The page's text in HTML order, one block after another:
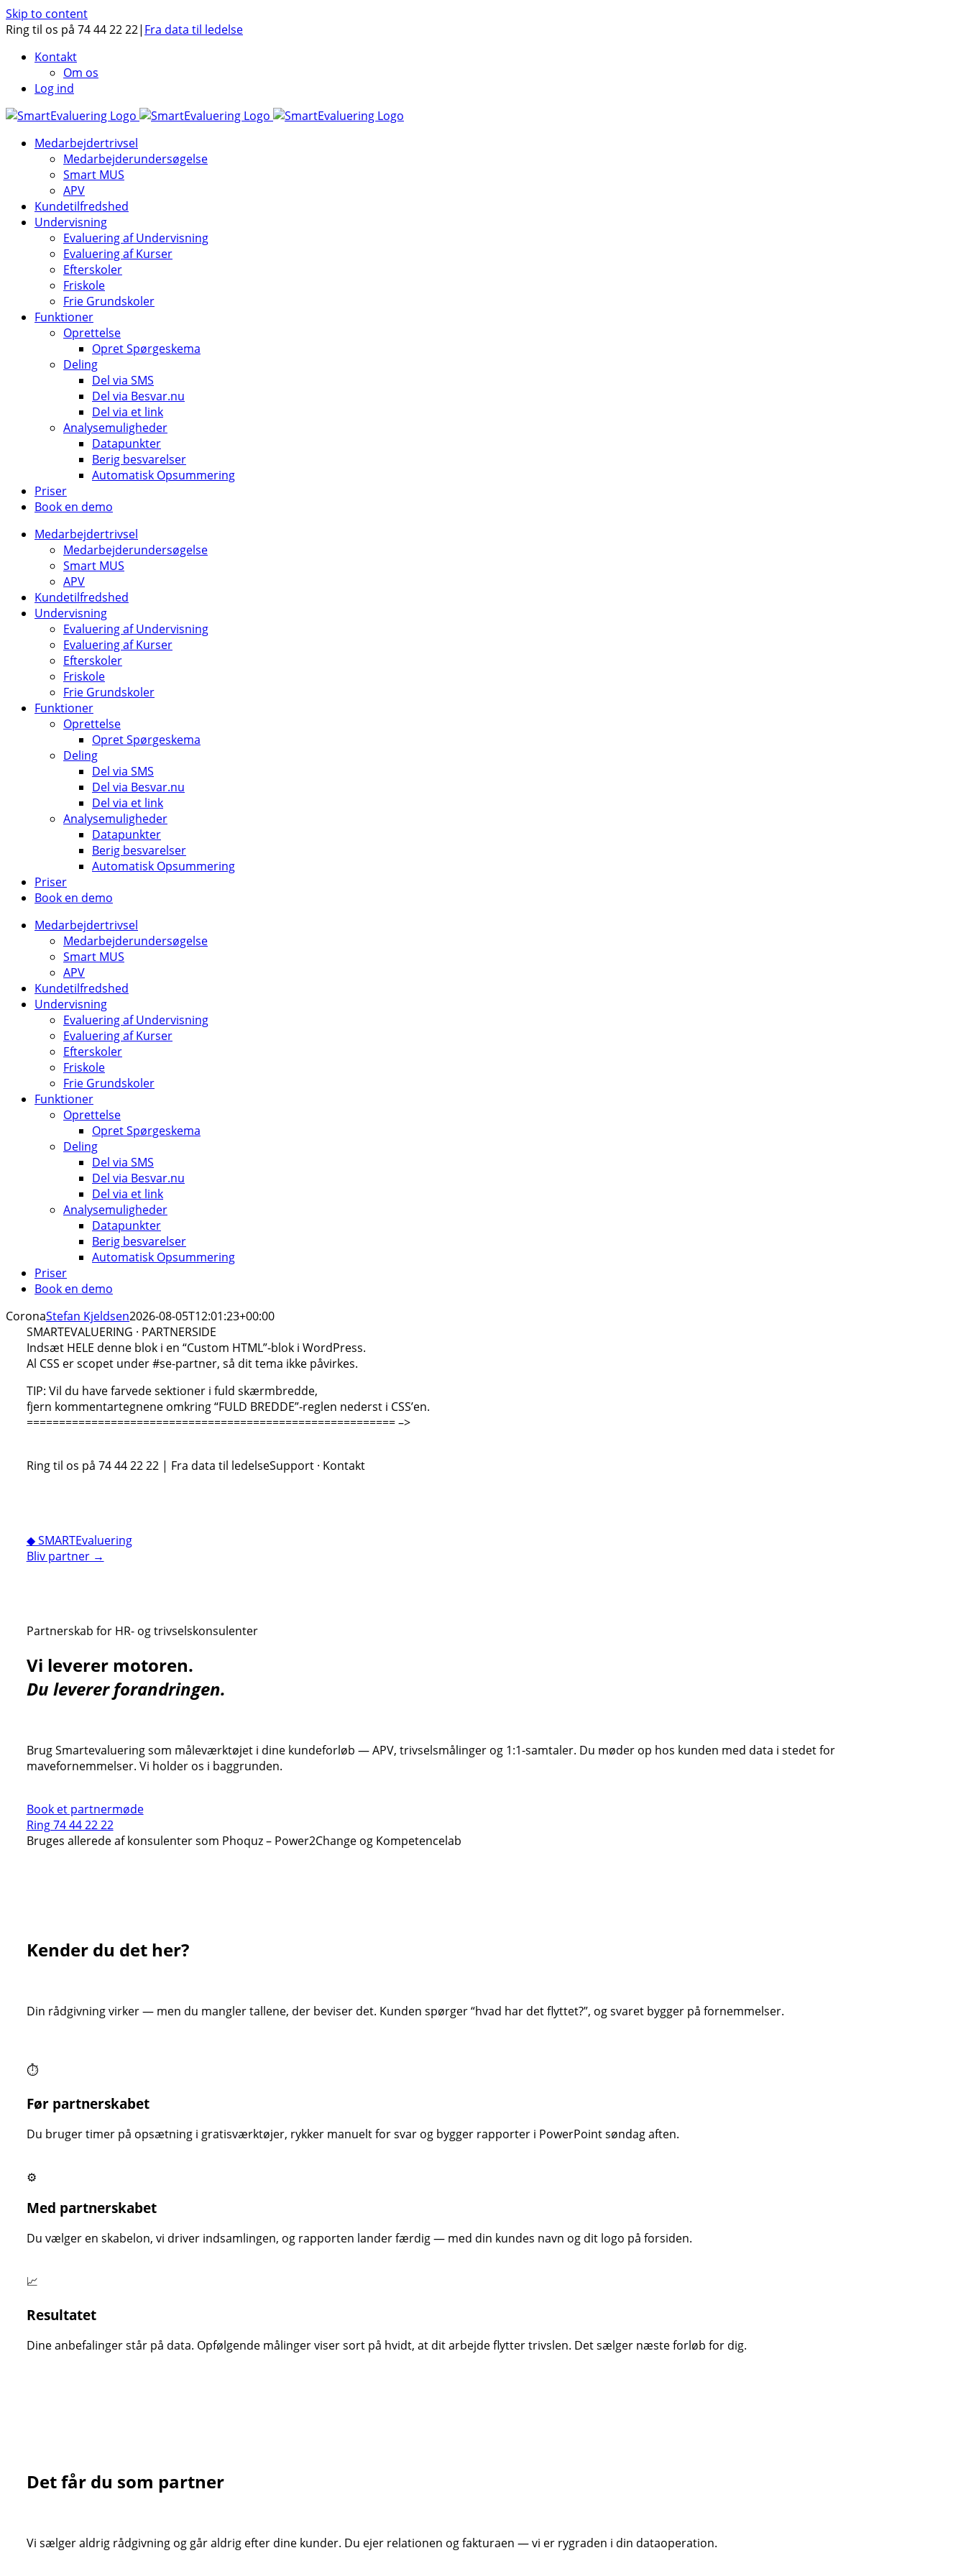
Skip to content
Ring til os på 74 44 22 22| Fra data til ledelse
Kontakt
Om os
Log ind
Medarbejdertrivsel
Medarbejderundersøgelse
Smart MUS
APV
Kundetilfredshed
Undervisning
Evaluering af Undervisning
Evaluering af Kurser
Efterskoler
Friskole
Frie Grundskoler
Funktioner
Oprettelse
Opret Spørgeskema
Deling
Del via SMS
Del via Besvar.nu
Del via et link
Analysemuligheder
Datapunkter
Berig besvarelser
Automatisk Opsummering
Priser
Book en demo
Medarbejdertrivsel
Medarbejderundersøgelse
Smart MUS
APV
Kundetilfredshed
Undervisning
Evaluering af Undervisning
Evaluering af Kurser
Efterskoler
Friskole
Frie Grundskoler
Funktioner
Oprettelse
Opret Spørgeskema
Deling
Del via SMS
Del via Besvar.nu
Del via et link
Analysemuligheder
Datapunkter
Berig besvarelser
Automatisk Opsummering
Priser
Book en demo
Medarbejdertrivsel
Medarbejderundersøgelse
Smart MUS
APV
Kundetilfredshed
Undervisning
Evaluering af Undervisning
Evaluering af Kurser
Efterskoler
Friskole
Frie Grundskoler
Funktioner
Oprettelse
Opret Spørgeskema
Deling
Del via SMS
Del via Besvar.nu
Del via et link
Analysemuligheder
Datapunkter
Berig besvarelser
Automatisk Opsummering
Priser
Book en demo
CoronaStefan Kjeldsen2026-08-05T12:01:23+00:00
SMARTEVALUERING · PARTNERSIDE
Indsæt HELE denne blok i en “Custom HTML”-blok i WordPress.
Al CSS er scopet under #se-partner, så dit tema ikke påvirkes.
TIP: Vil du have farvede sektioner i fuld skærmbredde,
fjern kommentartegnene omkring “FULD BREDDE”-reglen nederst i CSS’en.
========================================================= –>
Ring til os på 74 44 22 22 | Fra data til ledelseSupport · Kontakt
◆ SMARTEvaluering
Bliv partner →
Partnerskab for HR- og trivselskonsulenter
Vi leverer motoren.
Du leverer forandringen.
Brug Smartevaluering som måleværktøjet i dine kundeforløb — APV, trivselsmålinger og 1:1-samtaler. Du møder op hos kunden med data i stedet for
mavefornemmelser. Vi holder os i baggrunden.
Book et partnermøde
Ring 74 44 22 22
Bruges allerede af konsulenter som Phoquz – Power2Change og Kompetencelab
Kender du det her?
Din rådgivning virker — men du mangler tallene, der beviser det. Kunden spørger “hvad har det flyttet?”, og svaret bygger på fornemmelser.
⏱
Før partnerskabet
Du bruger timer på opsætning i gratisværktøjer, rykker manuelt for svar og bygger rapporter i PowerPoint søndag aften.
⚙
Med partnerskabet
Du vælger en skabelon, vi driver indsamlingen, og rapporten lander færdig — med din kundes navn og dit logo på forsiden.
📈
Resultatet
Dine anbefalinger står på data. Opfølgende målinger viser sort på hvidt, at dit arbejde flytter trivslen. Det sælger næste forløb for dig.
Det får du som partner
Vi sælger aldrig rådgivning og går aldrig efter dine kunder. Du ejer relationen og fakturaen — vi er rygraden i din dataoperation.